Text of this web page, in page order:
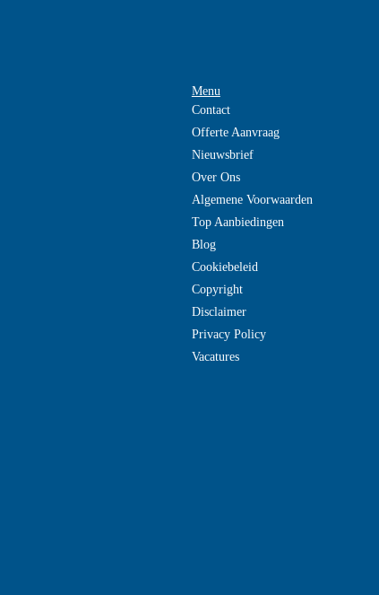
Menu
Contact
Offerte Aanvraag
Nieuwsbrief
Over Ons
Algemene Voorwaarden
Top Aanbiedingen
Blog
Cookiebeleid
Copyright
Disclaimer
Privacy Policy
Vacatures